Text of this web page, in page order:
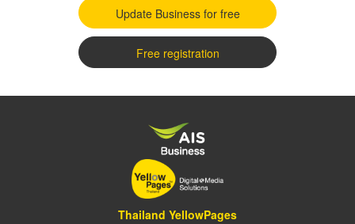
Update Business for free
Free registration
Thailand YellowPages